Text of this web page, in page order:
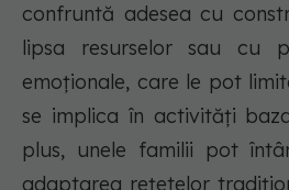
confruntă adesea cu
lipsa resurselor sau cu
emoționale, care le pot
se implica în activități
plus, unele familii pot
adaptarea rețetelor